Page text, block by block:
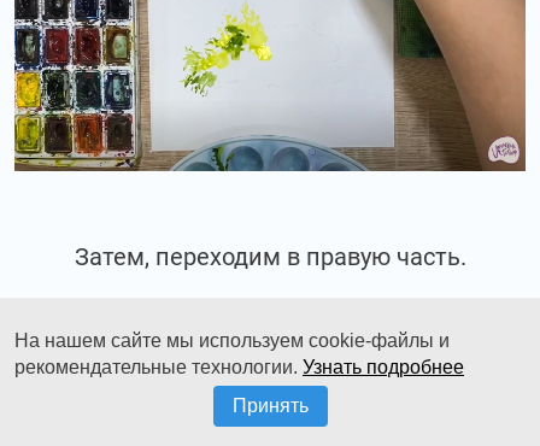
Затем, переходим в правую часть.
На нашем сайте мы используем cookie-файлы и
рекомендательные технологии. Узнать подробнее
Принять